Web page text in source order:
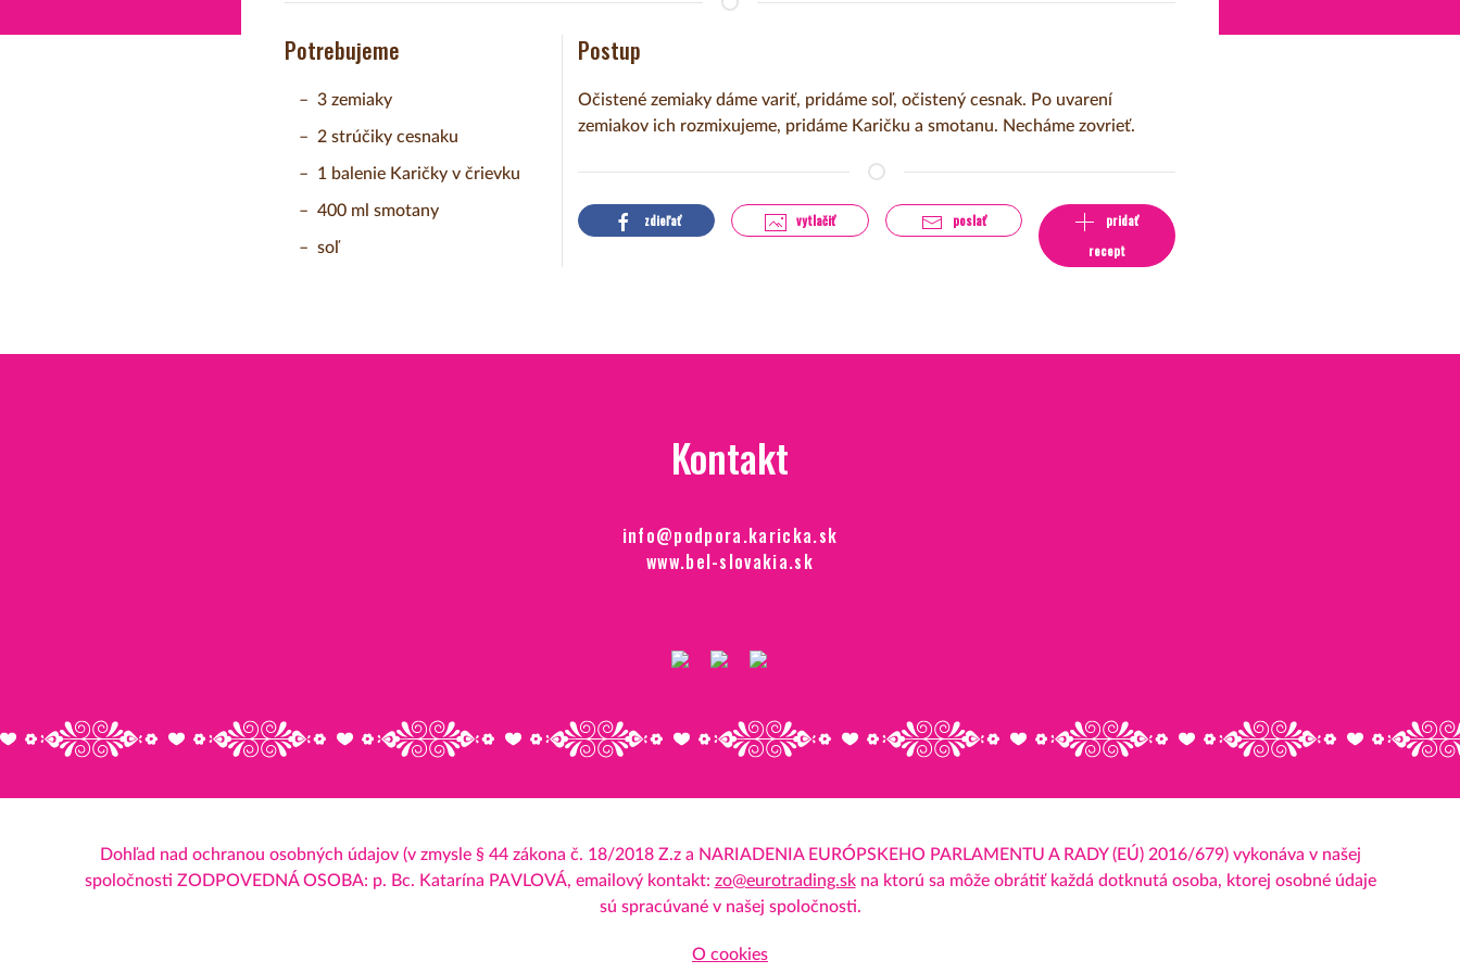
Postup
Očistené zemiaky dáme variť, pridáme soľ, očistený cesnak. Po uvarení
zemiakov ich rozmixujeme, pridáme Karičku a smotanu. Necháme zovrieť.
zdieľať vytlačiť poslať
pridať
recept
Potrebujeme
3 zemiaky
2 strúčiky cesnaku
1 balenie Karičky v črievku
400 ml smotany
soľ
Kontakt
info@podpora.karicka.sk
www.bel-slovakia.sk
Dohľad nad ochranou osobných údajov (v zmysle § 44 zákona č. 18/2018 Z.z a NARIADENIA EURÓPSKEHO PARLAMENTU A RADY (EÚ) 2016/679) vykonáva v našej
spoločnosti ZODPOVEDNÁ OSOBA: p. Bc. Katarína PAVLOVÁ, emailový kontakt: zo@eurotrading.skna ktorú sa môže obrátiť každá dotknutá osoba, ktorej osobné údaje
sú spracúvané v našej spoločnosti.
O cookies